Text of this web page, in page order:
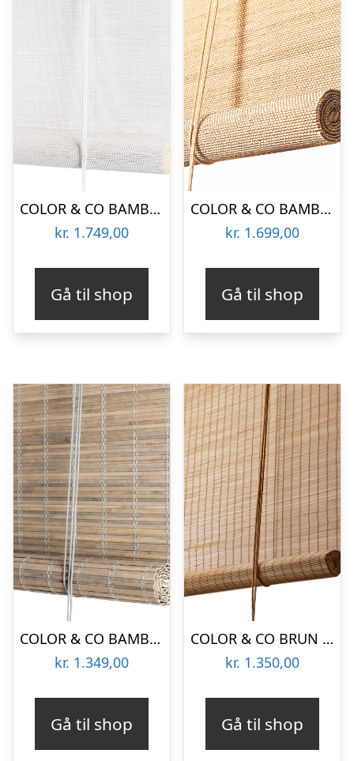
COLOR & CO BAMBUS RULLEGARDIN LYS HVID – 160
kr. 1.749,00
Gå til shop
COLOR & CO BAMBUS RULLEGARDIN LYS – 160
kr. 1.699,00
Gå til shop
COLOR & CO BAMBUS RULLEGARDIN HELDÆKKENDE GRÅ BEJDSET- 120
kr. 1.349,00
Gå til shop
COLOR & CO BRUN FIN BAMBUS RULLEGARDIN – 90
kr. 1.350,00
Gå til shop